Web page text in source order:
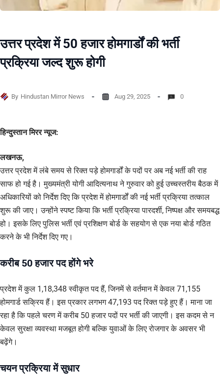
उत्तर प्रदेश में 50 हजार होमगार्डों की भर्ती
प्रक्रिया जल्द शुरू होगी
By Hindustan Mirror News Aug 29, 2025 0
हिन्दुस्तान मिरर न्यूज:
लखनऊ,
उत्तर प्रदेश में लंबे समय से रिक्त पड़े होमगार्डों के पदों पर अब नई भर्ती की राह
साफ हो गई है। मुख्यमंत्री योगी आदित्यनाथ ने गुरुवार को हुई उच्चस्तरीय बैठक में
अधिकारियों को निर्देश दिए कि प्रदेश में होमगार्डों की नई भर्ती प्रक्रिया तत्काल
शुरू की जाए। उन्होंने स्पष्ट किया कि भर्ती प्रक्रिया पारदर्शी, निष्पक्ष और समयबद्ध
हो। इसके लिए पुलिस भर्ती एवं प्रशिक्षण बोर्ड के सहयोग से एक नया बोर्ड गठित
करने के भी निर्देश दिए गए।
करीब 50 हजार पद होंगे भरे
प्रदेश में कुल 1,18,348 स्वीकृत पद हैं, जिनमें से वर्तमान में केवल 71,155
होमगार्ड सक्रिय हैं। इस प्रकार लगभग 47,193 पद रिक्त पड़े हुए हैं। माना जा
रहा है कि पहले चरण में करीब 50 हजार पदों पर भर्ती की जाएगी। इस कदम से न
केवल सुरक्षा व्यवस्था मजबूत होगी बल्कि युवाओं के लिए रोजगार के अवसर भी
बढ़ेंगे।
चयन प्रक्रिया में सुधार